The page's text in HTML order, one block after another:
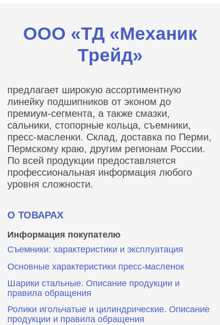
ООО «ТД «Механик
Трейд»
предлагает широкую ассортиментную
линейку подшипников от эконом до
премиум-сегмента, а также смазки,
сальники, стопорные кольца, съемники,
пресс-масленки. Склад, доставка по Перми,
Пермскому краю, другим регионам России.
По всей продукции предоставляется
профессиональная информация любого
уровня сложности.
О ТОВАРАХ
Информация покупателю
Съемники: характеристики и эксплуатация
Основные характеристики пресс‑масленок
Шарики стальные. Описание продукции и
правила обращения
Ролики игольчатые и цилиндрические. Описание
продукции и правила обращения